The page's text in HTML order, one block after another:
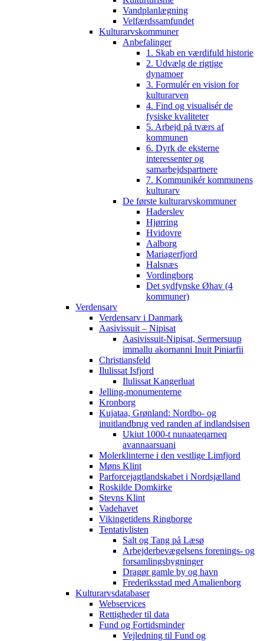
Vandplanlægning
Velfærdssamfundet
Kulturarvskommuner
Anbefalinger
1. Skab en værdifuld historie
2. Udvælg de rigtige
dynamoer
3. Formulér en vision for
kulturarven
4. Find og visualisér de
fysiske kvaliteter
5. Arbejd på tværs af
kommunen
6. Dyrk de eksterne
interessenter og
samarbejdspartnere
7. Kommunikér kommunens
kulturarv
De første kulturarvskommuner
Haderslev
Hjørring
Hvidovre
Aalborg
Mariagerfjord
Halsnæs
Vordingborg
Det sydfynske Øhav (4
kommuner)
Verdensarv
Verdensarv i Danmark
Aasivissuit – Nipisat
Aasivissuit-Nipisat, Sermersuup
immallu akornanni Inuit Piniarfii
Christiansfeld
Ilulissat Isfjord
Ilulissat Kangerluat
Jelling-monumenterne
Kronborg
Kujataa, Grønland: Nordbo- og
inuitlandbrug ved randen af indlandsisen
Ukiut 1000-t nunaateqarneq
avannaarsuani
Molerklinterne i den vestlige Limfjord
Møns Klint
Parforcejagtlandskabet i Nordsjælland
Roskilde Domkirke
Stevns Klint
Vadehavet
Vikingetidens Ringborge
Tentativlisten
Salt og Tang på Læsø
Arbejderbevægelsens forenings- og
forsamlingsbygninger
Dragør gamle by og havn
Frederiksstad med Amalienborg
Kulturarvsdatabaser
Webservices
Rettigheder til data
Fund og Fortidsminder
Vejledning til Fund og